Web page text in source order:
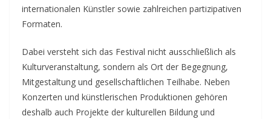
internationalen Künstler sowie zahlreichen partizipativen
Formaten.
Dabei versteht sich das Festival nicht ausschließlich als
Kulturveranstaltung, sondern als Ort der Begegnung,
Mitgestaltung und gesellschaftlichen Teilhabe. Neben
Konzerten und künstlerischen Produktionen gehören
deshalb auch Projekte der kulturellen Bildung und